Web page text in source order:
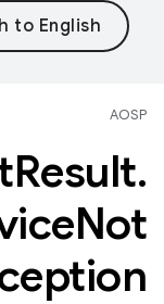
AOSP
Result.
Not